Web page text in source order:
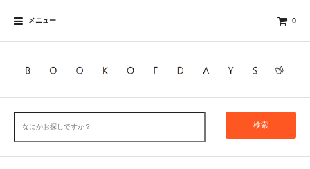
メニュー 0
検索